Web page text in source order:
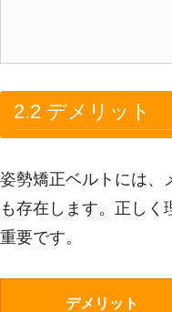
2.2 デメリット
姿勢矯正ベルトには、
も存在します。正し
重要です。
デメリット